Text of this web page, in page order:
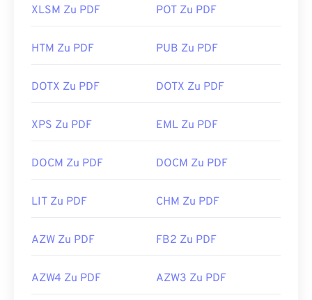
XLSM Zu PDF POT Zu PDF
HTM Zu PDF PUB Zu PDF
DOTX Zu PDF DOTX Zu PDF
XPS Zu PDF EML Zu PDF
DOCM Zu PDF DOCM Zu PDF
LIT Zu PDF CHM Zu PDF
AZW Zu PDF FB2 Zu PDF
AZW4 Zu PDF AZW3 Zu PDF